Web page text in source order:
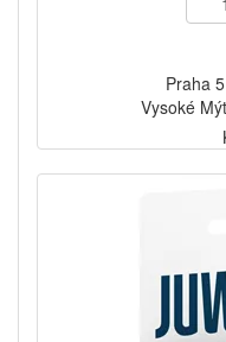
Praha
Vysoké